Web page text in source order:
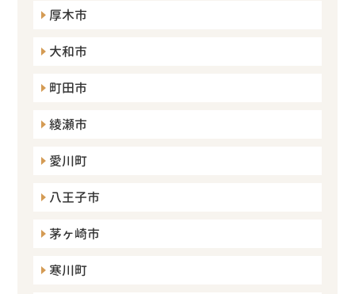
厚木市
大和市
町田市
綾瀬市
愛川町
八王子市
茅ヶ崎市
寒川町